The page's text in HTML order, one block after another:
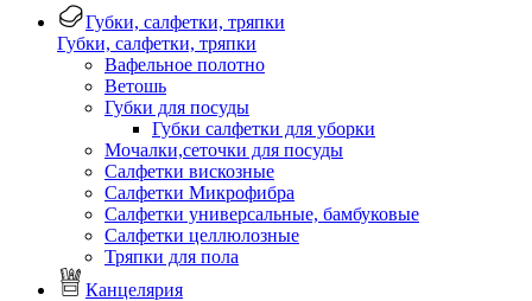
Губки, салфетки, тряпки
Губки, салфетки, тряпки
Вафельное полотно
Ветошь
Губки для посуды
Губки салфетки для уборки
Мочалки,сеточки для посуды
Салфетки вискозные
Салфетки Микрофибра
Салфетки универсальные, бамбуковые
Салфетки целлюлозные
Тряпки для пола
Канцелярия